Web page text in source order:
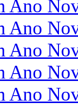
Ano
Ano
Ano
Ano
Ano